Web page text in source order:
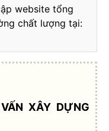
website tổng
chất lượng tại:
XÂY DỰNG